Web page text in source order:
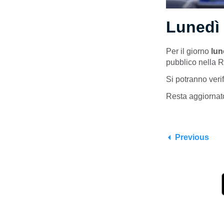
Lunedì
Per il giorno
pubblico nella
Si potranno
Resta
Previous